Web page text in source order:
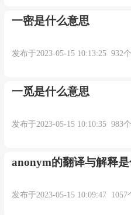
南朝 梁 谢览 、 谢举 兄
举 ﹞与兄 览 俱预元
曰：‘所谓“驭二龙於长
孝义 、 刘孝胜 兄弟。
守刘孝仪蜀郡太守刘孝
二龙今出守。”(5)指 南
《南史·柳惔传》：“﹝
俭 谓人曰：‘ 柳氏 二
唐 乌承恩 、 乌承玼
传》：“﹝ 承玼 ﹞与族
一密是什么意思
发布于2023-05-15 10:13:25 932
一觅是什么意思
发布于2023-05-15 10:10:35 983
anonym的翻译与解释
发布于2023-05-15 10:09:47 1057